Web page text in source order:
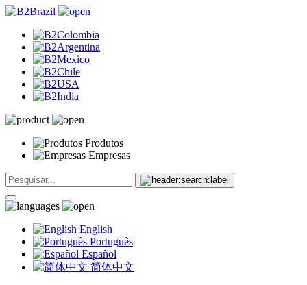
Produtos
Empresas
English
Português
Español
简体中文